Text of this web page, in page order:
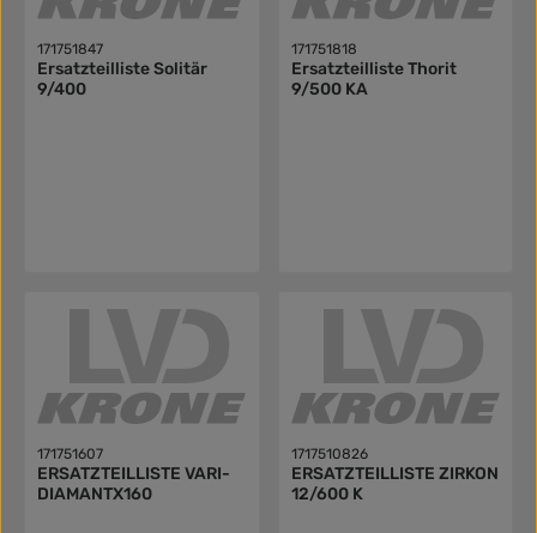
171751847
Ersatzteilliste Solitär
9/400
171751818
Ersatzteilliste Thorit
9/500 KA
171751607
ERSATZTEILLISTE VARI-
DIAMANTX160
1717510826
ERSATZTEILLISTE ZIRKON
12/600 K